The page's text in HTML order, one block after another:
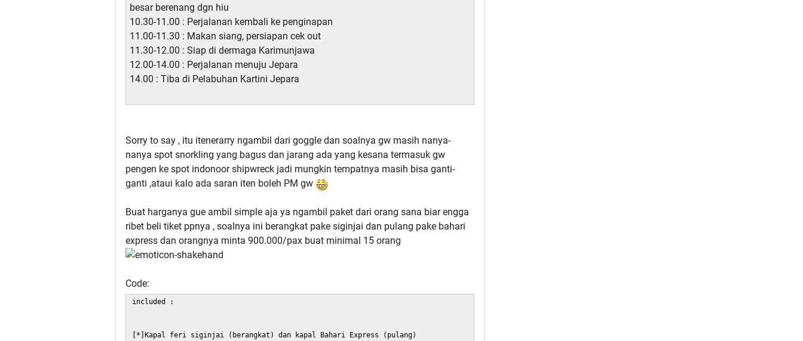
besar berenang dgn hiu
10.30-11.00 : Perjalanan kembali ke penginapan
11.00-11.30 : Makan siang, persiapan cek out
11.30-12.00 : Siap di dermaga Karimunjawa
12.00-14.00 : Perjalanan menuju Jepara
14.00 : Tiba di Pelabuhan Kartini Jepara
Sorry to say , itu itenerarry ngambil dari goggle dan soalnya gw masih nanya-
nanya spot snorkling yang bagus dan jarang ada yang kesana termasuk gw
pengen ke spot indonoor shipwreck jadi mungkin tempatnya masih bisa ganti-
ganti ,ataui kalo ada saran iten boleh PM gw
Buat harganya gue ambil simple aja ya ngambil paket dari orang sana biar engga
ribet beli tiket ppnya , soalnya ini berangkat pake siginjai dan pulang pake bahari
express dan orangnya minta 900.000/pax buat minimal 15 orang
Code:
included :
[*]Kapal feri siginjai (berangkat) dan kapal Bahari Express (pulang)